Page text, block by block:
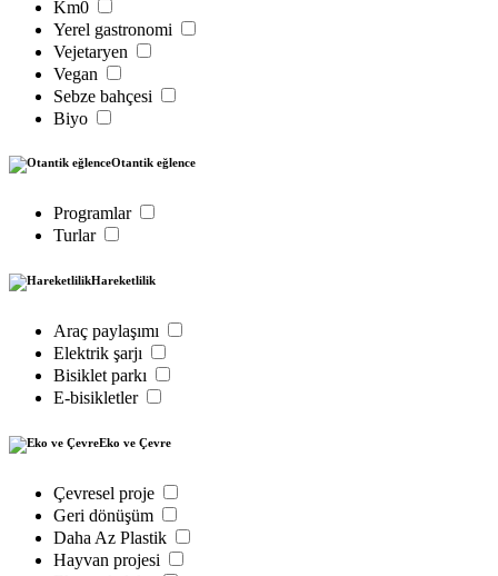
Km0
Yerel gastronomi
Vejetaryen
Vegan
Sebze bahçesi
Biyo
Otantik eğlence
Programlar
Turlar
Hareketlilik
Araç paylaşımı
Elektrik şarjı
Bisiklet parkı
E-bisikletler
Eko ve Çevre
Çevresel proje
Geri dönüşüm
Daha Az Plastik
Hayvan projesi